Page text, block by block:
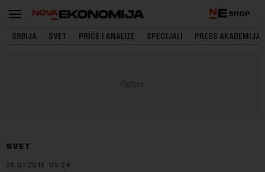
SHOP
SRBIJA SVET PRIČE I ANALIZE SPECIJALI PRESS AKADEMIJA
SVET
26.01.2019. 09:24